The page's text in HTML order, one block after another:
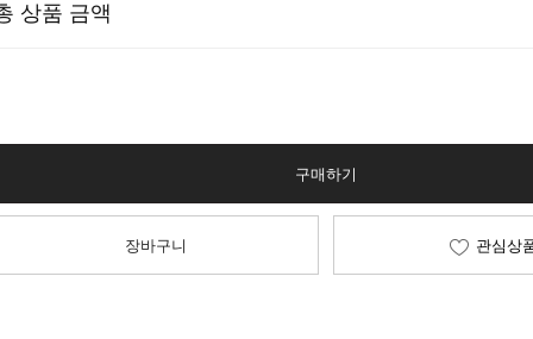
상품 금액
구매하기
장바구니 관심상